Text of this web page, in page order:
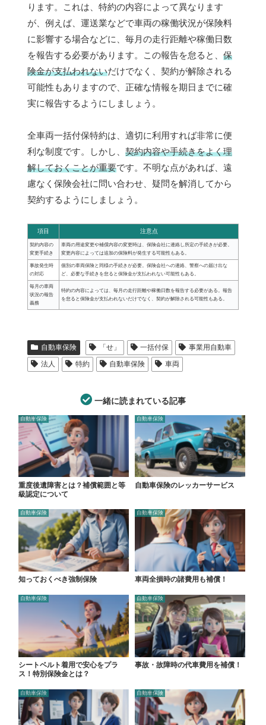
ります。これは、特約の内容によって異なります
が、例えば、運送業などで車両の稼働状況が保険料
に影響する場合などに、毎月の走行距離や稼働日数
を報告する必要があります。この報告を怠ると、 保
険金が支払われないだけでなく、契約が解除される
可能性もありますので、正確な情報を期日までに確
実に報告するようにしましょう。
全車両一括付保特約は、適切に利用すれば非常に便
利な制度です。しかし、 契約内容や手続きをよく理
解しておくことが重要です。不明な点があれば、遠
慮なく保険会社に問い合わせ、疑問を解消してから
契約するようにしましょう。
項目 注意点
契約内容の
変更手続き
車両の用途変更や補償内容の変更時は、保険会社に連絡し所定の手続きが必要。
変更内容によっては追加の保険料が発生する可能性もある。
事故発生時
の対応
個別の車両保険と同様の手続きが必要。保険会社への連絡、警察への届け出な
ど、必要な手続きを怠ると保険金が支払われない可能性もある。
毎月の車両
状況の報告
義務
特約の内容によっては、毎月の走行距離や稼働日数を報告する必要がある。報告
を怠ると保険金が支払われないだけでなく、契約が解除される可能性もある。
自動車保険 「せ」 一括付保
事業用自動車
法人
特約 自動車保険 車両
一緒に読まれている記事
自動車保険
重度後遺障害とは？補償範囲と等
級認定について
自動車保険
自動車保険のレッカーサービス
自動車保険
知っておくべき強制保険
自動車保険
車両全損時の諸費用も補償！
自動車保険
シートベルト着用で安心をプラ
ス！特別保険金とは？
自動車保険
事故・故障時の代車費用を補償！
自動車保険 自動車保険